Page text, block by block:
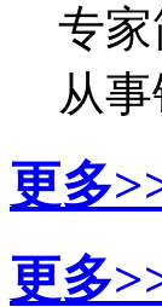
专
从
更多
更多